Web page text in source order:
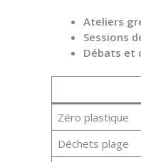
Ateliers
Sessions
Débats et
Zéro plastique
Déchets plage